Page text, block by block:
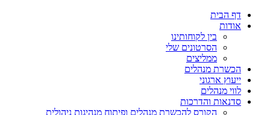
דף הבית
אודות
בין לקוחותינו
הסרטונים שלי
ממליצים
הכשרת מנהלים
ייעוץ ארגוני
לווי מנהלים
סדנאות והדרכות
הקורס להכשרת מנהלים ופיתוח מנהיגות ניהולית